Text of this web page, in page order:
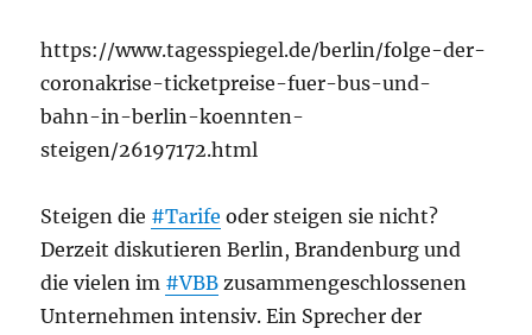
https://www.tagesspiegel.de/berlin/folge-der-
coronakrise-ticketpreise-fuer-bus-und-
bahn-in-berlin-koennten-
steigen/26197172.html
Steigen die #Tarife oder steigen sie nicht?
Derzeit diskutieren Berlin, Brandenburg und
die vielen im #VBB zusammengeschlossenen
Unternehmen intensiv. Ein Sprecher der